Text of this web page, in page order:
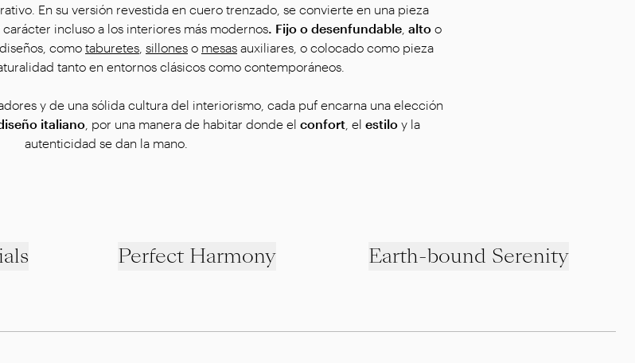
En su versión revestida en cuero trenzado, se convierte en una pieza
incluso a los interiores más modernos. Fijo o desenfundable ,alto o
como taburetes, silloneso mesasauxiliares, o colocado como pieza
tanto en entornos clásicos como contemporáneos.
y de una sólida cultura del interiorismo, cada puf encarna una elección
italiano, por una manera de habitar donde el confort, el estiloy la
autenticidad se dan la mano.
Perfect Harmony Earth-bound Serenity